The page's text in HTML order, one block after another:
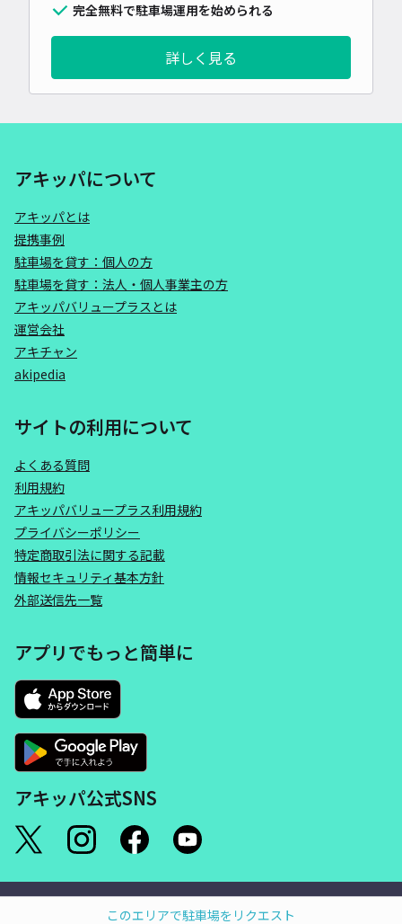
このエリアで駐車場をリクエスト
完全無料で駐車場運用を始められる
詳しく見る
アキッパについて
アキッパとは
提携事例
駐車場を貸す：個人の方
駐車場を貸す：法人・個人事業主の方
アキッパバリュープラスとは
運営会社
アキチャン
akipedia
サイトの利用について
よくある質問
利用規約
アキッパバリュープラス利用規約
プライバシーポリシー
特定商取引法に関する記載
情報セキュリティ基本方針
外部送信先一覧
アプリでもっと簡単に
アキッパ公式SNS
©akippa Inc. All Rights Reserved.